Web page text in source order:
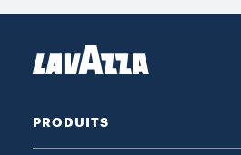
PRODUITS